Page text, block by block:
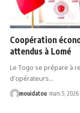
Coopération
attendus à Lomé
Le Togo se prépare à
d’opérateurs…
mouidatou mars 5, 2026